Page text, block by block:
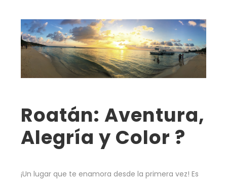
Roatán: Aventura,
Alegría y Color ?
¡Un lugar que te enamora desde la primera vez! Es